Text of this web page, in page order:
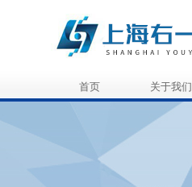
首页 关于我们